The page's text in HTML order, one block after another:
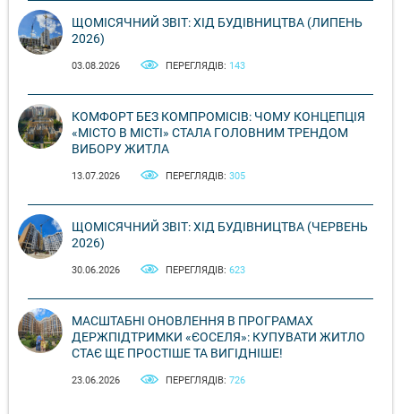
ЩОМІСЯЧНИЙ ЗВІТ: ХІД БУДІВНИЦТВА (ЛИПЕНЬ
2026)
03.08.2026 ПЕРЕГЛЯДІВ: 143
КОМФОРТ БЕЗ КОМПРОМІСІВ: ЧОМУ КОНЦЕПЦІЯ
«МІСТО В МІСТІ» СТАЛА ГОЛОВНИМ ТРЕНДОМ
ВИБОРУ ЖИТЛА
13.07.2026 ПЕРЕГЛЯДІВ: 305
ЩОМІСЯЧНИЙ ЗВІТ: ХІД БУДІВНИЦТВА (ЧЕРВЕНЬ
2026)
30.06.2026 ПЕРЕГЛЯДІВ: 623
МАСШТАБНІ ОНОВЛЕННЯ В ПРОГРАМАХ
ДЕРЖПІДТРИМКИ «ЄОСЕЛЯ»: КУПУВАТИ ЖИТЛО
СТАЄ ЩЕ ПРОСТІШЕ ТА ВИГІДНІШЕ!
23.06.2026 ПЕРЕГЛЯДІВ: 726